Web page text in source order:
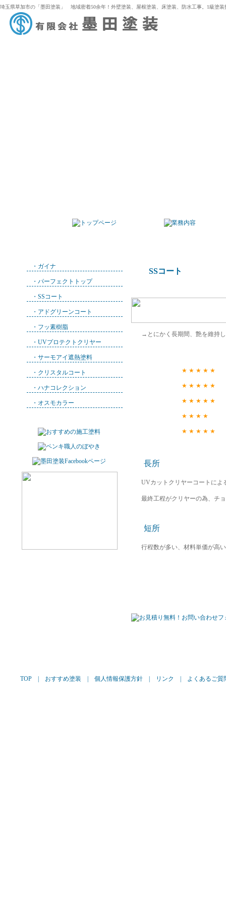
埼玉県草加市の「墨田塗装」 地域密着50余年！外壁塗装、屋根塗装、床塗装、防水工事。1級塗
・ ガイナ
・ パーフェクトトップ
・ SSコート
・ アドグリーンコート
・ フッ素樹脂
・ UVプロテクトクリヤー
・ サーモアイ遮熱塗料
・ クリスタルコート
・ ハナコレクション
・ オスモカラー
SSコート
→とにかく長期間、艶を維持
★ ★ ★ ★ ★
★ ★ ★ ★ ★
★ ★ ★ ★ ★
★ ★ ★ ★
★ ★ ★ ★ ★
長所
UVカットクリヤーコートによ
最終工程がクリヤーの為、チ
短所
行程数が多い、材料単価が高
TOP | おすすめ塗装 | 個人情報保護方針 | リンク | よくあるご質